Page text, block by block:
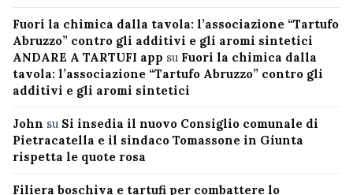
Fuori la chimica dalla tavola: l’associazione “Tartufo
Abruzzo” contro gli additivi e gli aromi sintetici
ANDARE A TARTUFI app su Fuori la chimica dalla
tavola: l’associazione “Tartufo Abruzzo” contro gli
additivi e gli aromi sintetici
John su Si insedia il nuovo Consiglio comunale di
Pietracatella e il sindaco Tomassone in Giunta
rispetta le quote rosa
Filiera boschiva e tartufi per combattere lo